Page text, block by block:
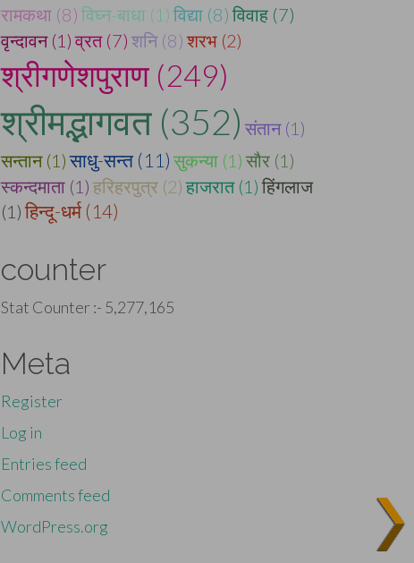
रामकथा (8) विघ्न-बाधा (1) विद्या (8) विवाह (7)
वृन्दावन (1) व्रत (7) शनि (8) शरभ (2)
श्रीगणेशपुराण (249)
श्रीमद्भागवत (352) संतान (1)
सन्तान (1) साधु-सन्त (11) सुकन्या (1) सौर (1)
स्कन्दमाता (1) हरिहरपुत्र (2) हाजरात (1) हिंगलाज
(1) हिन्दू-धर्म (14)
counter
Stat Counter :- 5,277,165
Meta
Register
Log in
Entries feed
Comments feed
WordPress.org